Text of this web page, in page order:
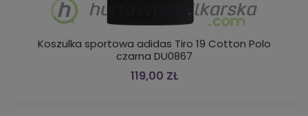
Koszulka sportowa adidas Tiro 19 Cotton Polo
czarna DU0867
119,00 ZŁ